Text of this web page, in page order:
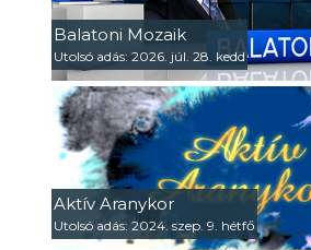
Balatoni Mozaik
Utolsó adás: 2026. júl. 28. kedd
Aktív Aranykor
Utolsó adás: 2024. szep. 9. hétfő